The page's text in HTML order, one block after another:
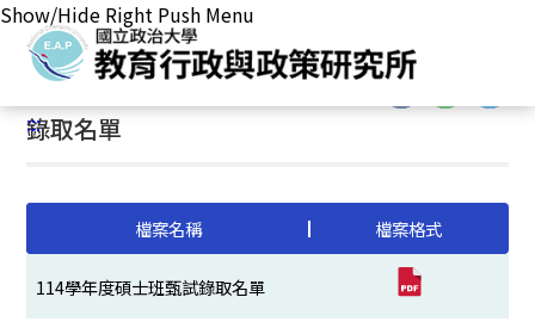
Show/Hide Right Push Menu
首頁/主要業務/招生事務/
:::
錄取名單
檔案名稱 檔案格式
114學年度碩士班甄試錄取名單